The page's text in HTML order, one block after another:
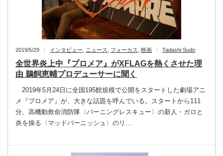
2019/5/29 インタビュー ニュース フォーカス 映画 Tadashi Sudo
全世界炎上中『プロメア』がXFLAGを熱くさせた理
由 鵜飼恵輔プロデューサーに聞く
2019年5月24日に全国195館規模で公開をスタートした劇場アニ
メ『プロメア』が、大きな話題を呼んでいる。スタートから111
分、高機動救命消防隊〈バーニングレスキュー〉の新人・ガロと
炎を操る〈マッドバーニッシュ〉のリ…